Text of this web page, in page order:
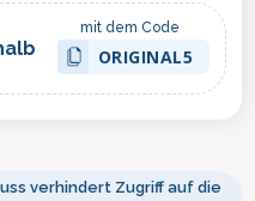
mit dem Code
ORIGINAL5
verhindert Zugriff auf die